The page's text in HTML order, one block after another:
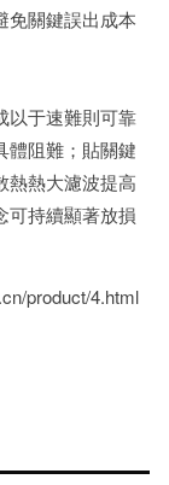
免關鍵誤出成本
以于速難則可靠
體阻難；貼關鍵
熱熱大濾波提高
可持續顯著放損
product/4.html